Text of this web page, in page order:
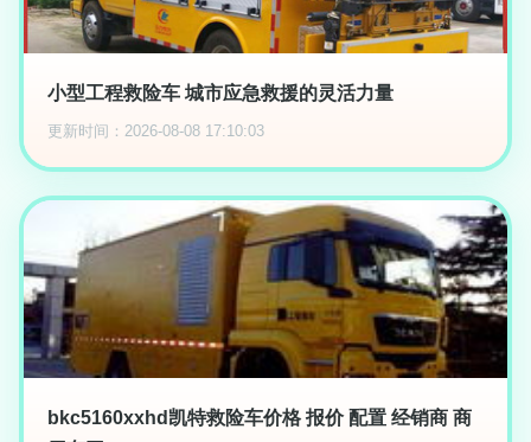
小型工程救险车 城市应急救援的灵活力量
更新时间：2026-08-08 17:10:03
bkc5160xxhd凯特救险车价格 报价 配置 经销商 商